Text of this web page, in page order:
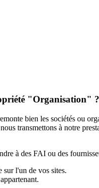
"Organisation" ?
bien les sociétés ou
transmettons à notre
à des FAI ou des
sur l'un de vos sites.